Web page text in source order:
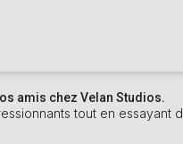
amis chez Velan Studios.
tout en essayant